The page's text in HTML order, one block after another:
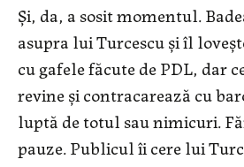
Și, da, a sosit momentul.
asupra lui Turcescu și îl
cu gafele făcute de PDL, dar
revine și contracarează cu
luptă de totul sau nimicuri.
pauze. Publicul îi cere lui